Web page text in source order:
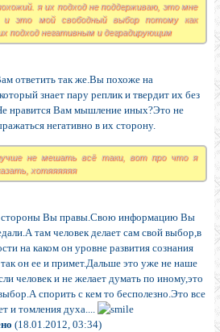
я их подход не поддерживаю, это мне
и это мой свободный выбор потому как
подход негативным и деградирующим
ответить так же.Вы похоже на
знает пару реплик и твердит их без
нравится Вам мышление иных?Это не
негативно в их сторону.
не мешать всё таки, вот про что я
хотяяяяяя
Вы правы.Свою информацию Вы
там человек делает сам свой выбор,в
на каком он уровне развития сознания
так он ее и примет.Дальше это уже не наше
человек и не желает думать по иному,это
спорить с кем то бесполезно.Это все
и томления духа....
(18.01.2012, 03:34)